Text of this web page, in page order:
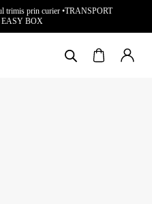
trimis prin curier •TRANSPORT
BOX